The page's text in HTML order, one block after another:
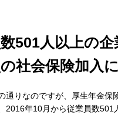
501人以上の
社会保険加入
通りなのですが、厚生年金保
2016年10月から従業員数501